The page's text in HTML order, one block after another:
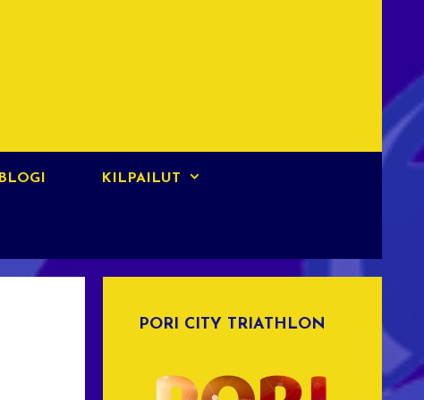
BLOGI KILPAILUT
PORI CITY TRIATHLON